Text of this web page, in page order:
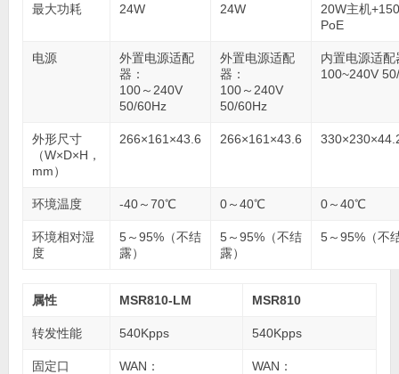
最大功耗 24W 24W
20W主机
PoE
电源
外置电源适配
器：
100～240V
50/60Hz
外置电源适配
器：
100～240V
50/60Hz
内置电源适配
100~240V
外形尺寸
（W×D×H，
mm）
266×161×43.6 266×161×43.6
环境温度 -40～70℃ 0～40℃ 0～40℃
环境相对湿
度
5～95%（不结
露）
5～95%（不结
露）
5～95%（不
属性 MSR810-LM MSR810
转发性能 540Kpps 540Kpps
固定口
WAN：
WAN：